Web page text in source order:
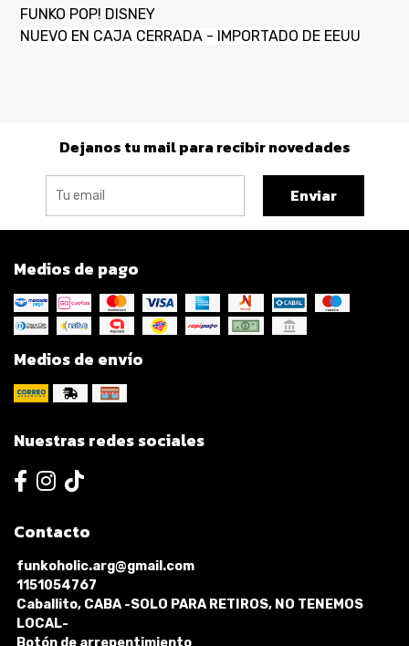
FUNKO POP! DISNEY
NUEVO EN CAJA CERRADA - IMPORTADO DE EEUU
Dejanos tu mail para recibir novedades
Enviar
Medios de pago
Medios de envío
Nuestras redes sociales
Contacto
funkoholic.arg@gmail.com
1151054767
Caballito, CABA -SOLO PARA RETIROS, NO TENEMOS
LOCAL-